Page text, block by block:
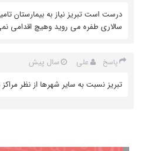
درست است تبریز نیاز به بیمارستان
سالاری طفره می روید وهیچ اقدامی
پاسخ علی
سال پیش
تبریز نسبت به سایر شهرها از نظر